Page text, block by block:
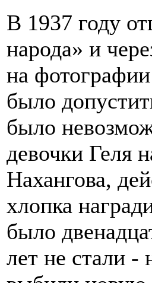
В 1937 году
народа» и
на
было
было
девочки Геля
Нахангова,
хлопка
было
лет не стали -